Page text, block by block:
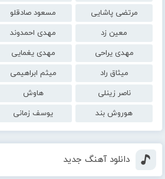
مرتضی پاشایی
مسعود صادقلو
معین زد
مهدی احمدوند
مهدی یراحی
مهدی یغمایی
میثاق راد
میثم ابراهیمی
ناصر زینلی
هاوش
هوروش بند
یوسف زمانی
دانلود آهنگ جدید